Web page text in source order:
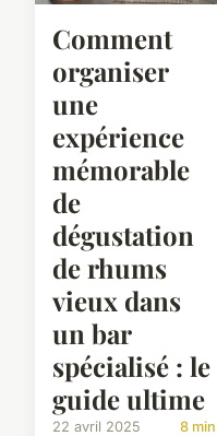
Comment
organiser
une
expérience
mémorable
de
dégustation
de rhums
vieux dans
un bar
spécialisé : le
guide ultime
22 avril 2025 8 min